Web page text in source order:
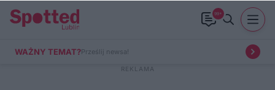
99+
WAŻNY TEMAT?Prześlij newsa!